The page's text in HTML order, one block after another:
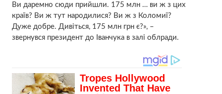
Ви даремно сюди прийшли. 175 млн … ви ж з цих
країв? Ви ж тут народилися? Ви ж з Коломиї?
Дуже добре. Дивіться, 175 млн грн є?», –
звернувся президент до Іванчука в залі облради.